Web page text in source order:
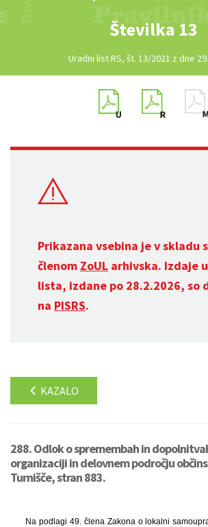
Številka 13
Uradni list RS, št. 13/2021 z dne
Prikazana vsebina je v skladu
členom ZoUL arhivska. Izdaje
lista, izdane po 28.2.2026, so
na PISRS.
KAZALO
288. Odlok o spremembah in
organizaciji in delovnem področju
Turnišče, stran 883.
Na podlagi 49. člena Zakona o lokalni